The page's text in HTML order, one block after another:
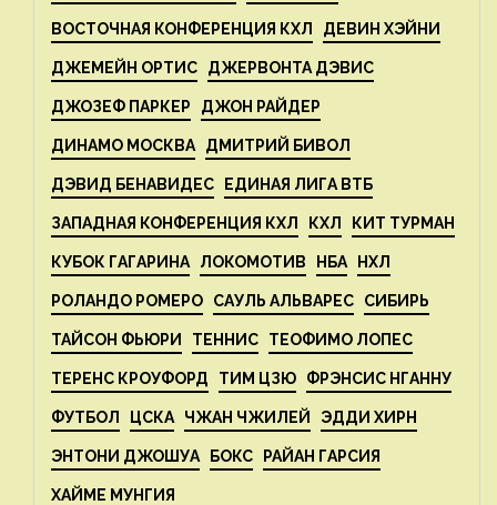
ВОСТОЧНАЯ КОНФЕРЕНЦИЯ КХЛ ДЕВИН ХЭЙНИ
ДЖЕМЕЙН ОРТИС ДЖЕРВОНТА ДЭВИС
ДЖОЗЕФ ПАРКЕР ДЖОН РАЙДЕР
ДИНАМО МОСКВА ДМИТРИЙ БИВОЛ
ДЭВИД БЕНАВИДЕС ЕДИНАЯ ЛИГА ВТБ
ЗАПАДНАЯ КОНФЕРЕНЦИЯ КХЛ КХЛ КИТ ТУРМАН
КУБОК ГАГАРИНА ЛОКОМОТИВ НБА НХЛ
РОЛАНДО РОМЕРО САУЛЬ АЛЬВАРЕС СИБИРЬ
ТАЙСОН ФЬЮРИ ТЕННИС ТЕОФИМО ЛОПЕС
ТЕРЕНС КРОУФОРД ТИМ ЦЗЮ ФРЭНСИС НГАННУ
ФУТБОЛ ЦСКА ЧЖАН ЧЖИЛЕЙ ЭДДИ ХИРН
ЭНТОНИ ДЖОШУА БОКС РАЙАН ГАРСИЯ
ХАЙМЕ МУНГИЯ